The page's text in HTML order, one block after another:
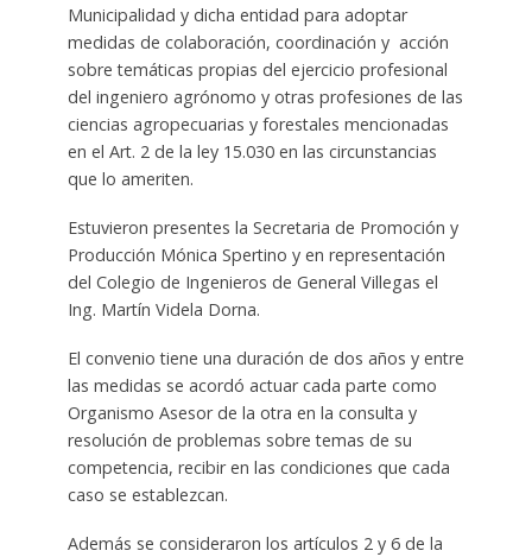
Municipalidad y dicha entidad para adoptar
medidas de colaboración, coordinación y acción
sobre temáticas propias del ejercicio profesional
del ingeniero agrónomo y otras profesiones de las
ciencias agropecuarias y forestales mencionadas
en el Art. 2 de la ley 15.030 en las circunstancias
que lo ameriten.
Estuvieron presentes la Secretaria de Promoción y
Producción Mónica Spertino y en representación
del Colegio de Ingenieros de General Villegas el
Ing. Martín Videla Dorna.
El convenio tiene una duración de dos años y entre
las medidas se acordó actuar cada parte como
Organismo Asesor de la otra en la consulta y
resolución de problemas sobre temas de su
competencia, recibir en las condiciones que cada
caso se establezcan.
Además se consideraron los artículos 2 y 6 de la